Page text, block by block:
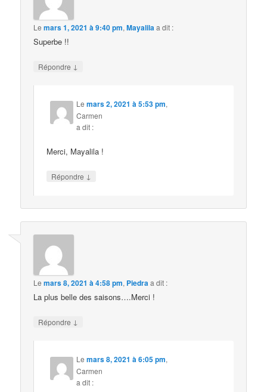
Lemars 1, 2021 à 9:40 pm,Mayalilaa dit :
Superbe !!
Répondre ↓
Lemars 2, 2021 à 5:53 pm,
Carmen
a dit :
Merci, Mayalila !
Répondre ↓
Lemars 8, 2021 à 4:58 pm, Piedraa dit :
La plus belle des saisons….Merci !
Répondre ↓
Lemars 8, 2021 à 6:05 pm,
Carmen
a dit :